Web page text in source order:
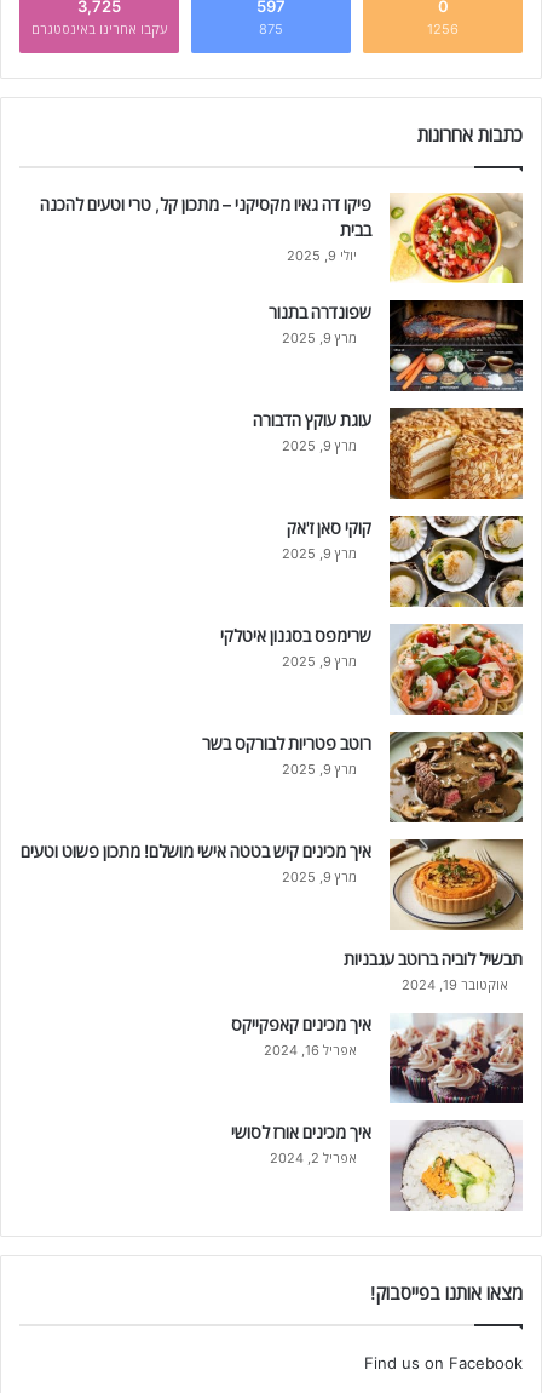
0
1256
597
875
3,725
עקבו אחרינו באינסטגרם
כתבות אחרונות
פיקו דה גאיו מקסיקני – מתכון קל, טרי וטעים להכנה
בבית
יולי 9, 2025
שפונדרה בתנור
מרץ 9, 2025
עוגת עוקץ הדבורה
מרץ 9, 2025
קוקי סאן ז'אק
מרץ 9, 2025
שרימפס בסגנון איטלקי
מרץ 9, 2025
רוטב פטריות לבורקס בשר
מרץ 9, 2025
איך מכינים קיש בטטה אישי מושלם! מתכון פשוט וטעים
מרץ 9, 2025
תבשיל לוביה ברוטב עגבניות
אוקטובר 19, 2024
איך מכינים קאפקייקס
אפריל 16, 2024
איך מכינים אורז לסושי
אפריל 2, 2024
מצאו אותנו בפייסבוק!
Find us on Facebook